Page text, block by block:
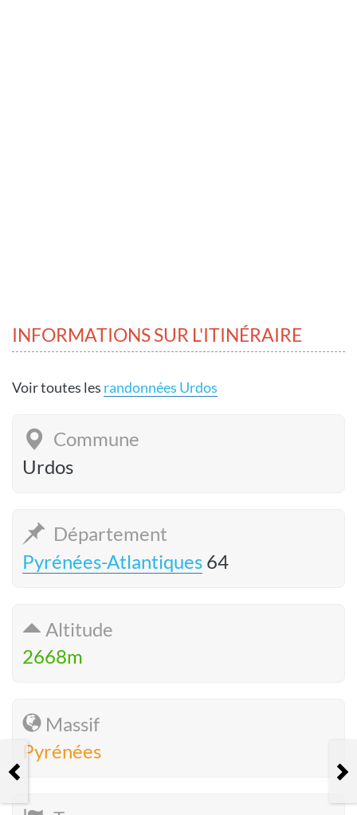
INFORMATIONS SUR L'ITINÉRAIRE
Voir toutes les randonnées Urdos
Commune
Urdos
Département
Pyrénées-Atlantiques 64
Altitude
2668m
Massif
Pyrénées